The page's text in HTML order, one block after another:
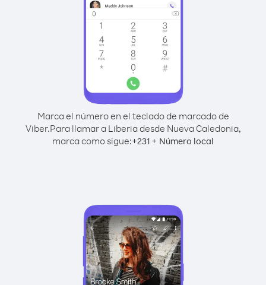
Marca el número en el teclado de marcado de
Viber.Para llamar a Liberia desde Nueva Caledonia,
marca como sigue:+231 + Número local